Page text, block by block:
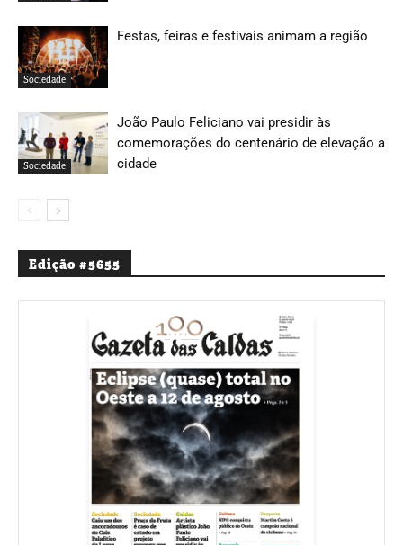
Sociedade
Festas, feiras e festivais animam a região
Sociedade
João Paulo Feliciano vai presidir às
comemorações do centenário de elevação a
cidade
Edição #5655